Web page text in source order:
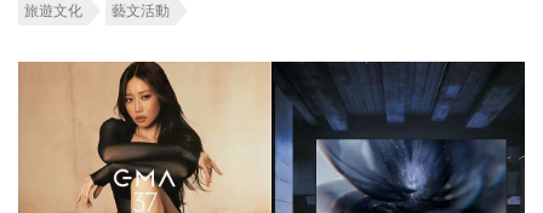
旅遊文化 藝文活動